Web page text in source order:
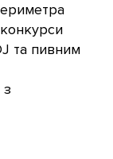
та пивним